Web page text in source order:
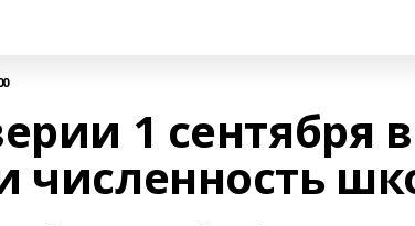
1
численность